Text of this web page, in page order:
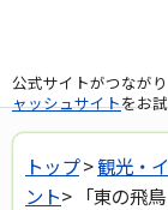
公式サイトがつなが
ャッシュサイトをお
トップ>観光・
ント> 「東の飛